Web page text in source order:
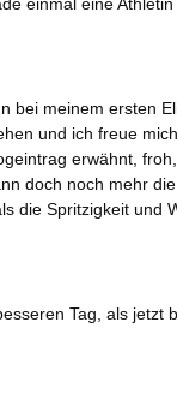
einmal eine
bei meinem ersten
und ich freue
erwähnt,
doch noch mehr
die Spritzigkeit und
Tag, als jetzt